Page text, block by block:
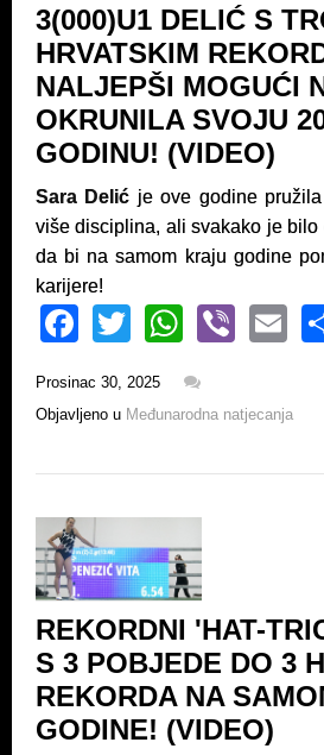
3(000)U1 DELIĆ S
HRVATSKIM
NALJEPŠI MOGUĆI
OKRUNILA SVOJU
GODINU! (VIDEO)
Sara Delić je ove godine
više disciplina, ali svakako je
da bi na samom kraju godine
karijere!
F
c
e
b
o
o
k
T
tt
er
W
at
s
A
p
p
Vi
E
Prosinac 30, 2025
Objavljeno u Međunarodna natjecanja
REKORDNI 'HAT-
S 3 POBJEDE DO 3
REKORDA NA
GODINE! (VIDEO)